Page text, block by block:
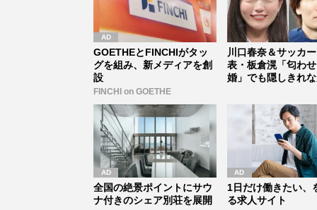
GOETHEとFINCHIがタッ
グを組み、新メディアを創
設
FINCHI on GOETHE
川口春奈＆サッカ
表・板倉滉「匂わ
婚」でも隠しきれ
全国の絶景ポイントにサウ
ナ付きのシェア別荘を展開
1日だけ働きたい、
る求人サイト